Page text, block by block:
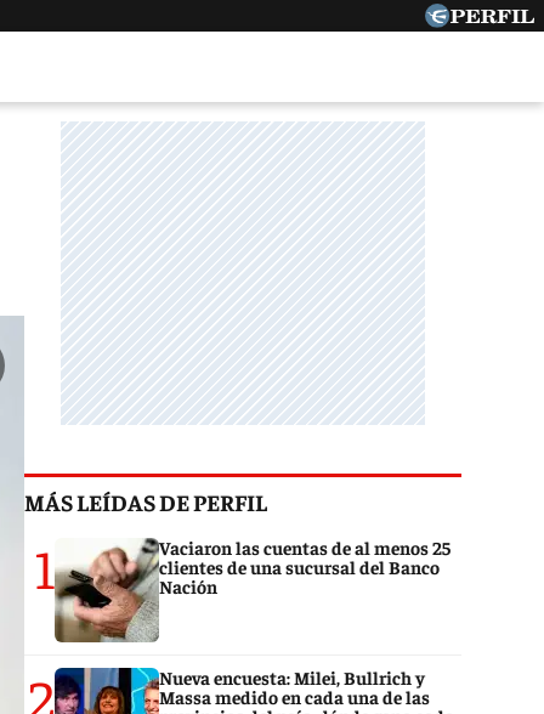
MÁS LEÍDAS DE PERFIL
1
Vaciaron las cuentas de al menos 25
clientes de una sucursal del Banco
Nación
2
Nueva encuesta: Milei, Bullrich y
Massa medido en cada una de las